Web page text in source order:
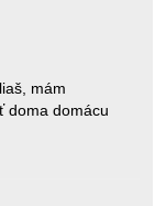
mám
doma domácu